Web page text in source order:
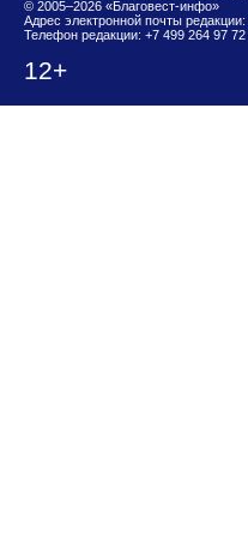
© 2005–2026 «Благовест-инфо»
Адрес электронной почты редакции:
Телефон редакции: +7 499 264 97 72
12+